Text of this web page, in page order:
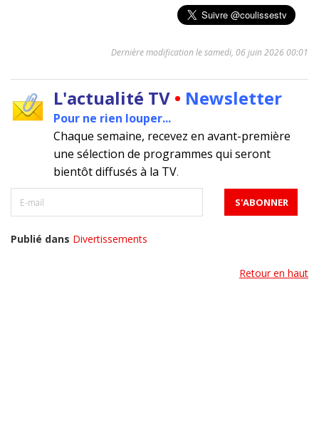
Dernière modification le samedi, 06 juin 2026 00:01
L'actualité TV • Newsletter
Pour ne rien louper...
Chaque semaine, recevez en avant-première
une sélection de programmes qui seront
bientôt diffusés à la TV.
Publié dans Divertissements
Retour en haut